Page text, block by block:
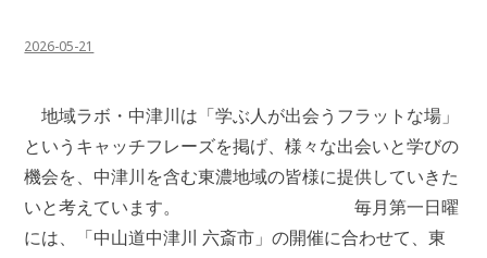
2026-05-21
地域ラボ・中津川は「学ぶ人が出会うフラットな場」
というキャッチフレーズを掲げ、様々な出会いと学びの
機会を、中津川を含む東濃地域の皆様に提供していきた
いと考えています。 毎月第一日曜
には、「中山道中津川 六斎市」の開催に合わせて、東